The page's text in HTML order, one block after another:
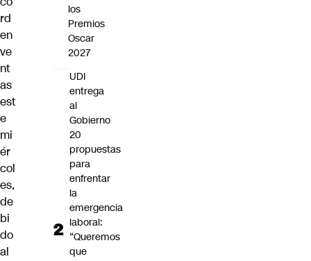
rd
en
ve
nt
as
est
e
mi
ér
col
es,
de
bi
do
al
los
Premios
Oscar
2027
UDI
entrega
al
Gobierno
20
propuestas
para
enfrentar
la
emergencia
laboral:
“Queremos
que